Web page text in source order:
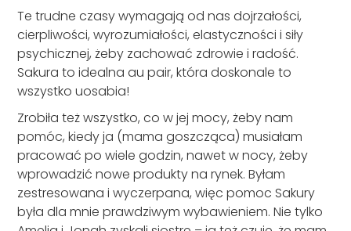
Te trudne czasy wymagają od nas dojrzałości,
cierpliwości, wyrozumiałości, elastyczności i siły
psychicznej, żeby zachować zdrowie i radość.
Sakura to idealna au pair, która doskonale to
wszystko uosabia!
Zrobiła też wszystko, co w jej mocy, żeby nam
pomóc, kiedy ja (mama goszcząca) musiałam
pracować po wiele godzin, nawet w nocy, żeby
wprowadzić nowe produkty na rynek. Byłam
zestresowana i wyczerpana, więc pomoc Sakury
była dla mnie prawdziwym wybawieniem. Nie tylko